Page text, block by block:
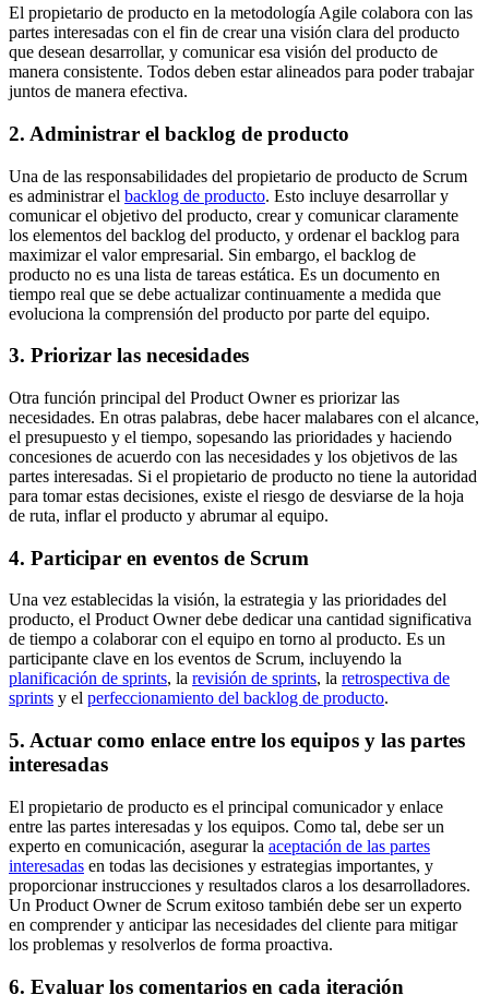
El propietario de producto en la metodología Agile colabora con las
partes interesadas con el fin de crear una visión clara del producto
que desean desarrollar, y comunicar esa visión del producto de
manera consistente. Todos deben estar alineados para poder trabajar
juntos de manera efectiva.
2. Administrar el backlog de producto
Una de las responsabilidades del propietario de producto de Scrum
es administrar el backlog de producto. Esto incluye desarrollar y
comunicar el objetivo del producto, crear y comunicar claramente
los elementos del backlog del producto, y ordenar el backlog para
maximizar el valor empresarial. Sin embargo, el backlog de
producto no es una lista de tareas estática. Es un documento en
tiempo real que se debe actualizar continuamente a medida que
evoluciona la comprensión del producto por parte del equipo.
3. Priorizar las necesidades
Otra función principal del Product Owner es priorizar las
necesidades. En otras palabras, debe hacer malabares con el alcance,
el presupuesto y el tiempo, sopesando las prioridades y haciendo
concesiones de acuerdo con las necesidades y los objetivos de las
partes interesadas. Si el propietario de producto no tiene la autoridad
para tomar estas decisiones, existe el riesgo de desviarse de la hoja
de ruta, inflar el producto y abrumar al equipo.
4. Participar en eventos de Scrum
Una vez establecidas la visión, la estrategia y las prioridades del
producto, el Product Owner debe dedicar una cantidad significativa
de tiempo a colaborar con el equipo en torno al producto. Es un
participante clave en los eventos de Scrum, incluyendo la
planificación de sprints, la revisión de sprints, la retrospectiva de
sprints y el perfeccionamiento del backlog de producto.
5. Actuar como enlace entre los equipos y las partes
interesadas
El propietario de producto es el principal comunicador y enlace
entre las partes interesadas y los equipos. Como tal, debe ser un
experto en comunicación, asegurar la aceptación de las partes
interesadas en todas las decisiones y estrategias importantes, y
proporcionar instrucciones y resultados claros a los desarrolladores.
Un Product Owner de Scrum exitoso también debe ser un experto
en comprender y anticipar las necesidades del cliente para mitigar
los problemas y resolverlos de forma proactiva.
6. Evaluar los comentarios en cada iteración